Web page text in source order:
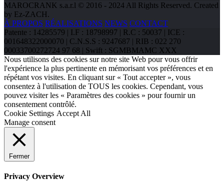
MAROCRANK s.a.r.l © 2016 - 2024 All Rights Reserved. Created
by Ez-ZACH.
À PROPOS RÉALISATIONS NEWS CONTACT
Patente : 14285579 | I.F : 18798997 | R.C : 50037 | ICE :
001648322000070 | C.N.S.S : 9247687 | RIB : 022 270
00033700272724 97 68 | Swift : SGMBMAMC XXX
Nous utilisons des cookies sur notre site Web pour vous offrir
l'expérience la plus pertinente en mémorisant vos préférences et en
répétant vos visites. En cliquant sur « Tout accepter », vous
consentez à l'utilisation de TOUS les cookies. Cependant, vous
pouvez visiter les « Paramètres des cookies » pour fournir un
consentement contrôlé.
Cookie Settings Accept All
Manage consent
Fermer
Privacy Overview